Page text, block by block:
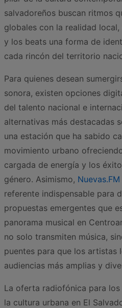
salvadoreños buscan ritmos
globales con la realidad
y los beats una forma de
cada rincón del territorio
Para quienes desean
sonora, existen opciones
del talento nacional e
alternativas más destacadas
una estación que ha sabido
movimiento urbano
cargada de energía y los
género. Asimismo, Nuevas.FM
referente indispensable para
propuestas emergentes que
panorama musical en
no solo transmiten música,
puentes para que los artistas
audiencias más amplias y
La oferta radiofónica para
la cultura urbana en El